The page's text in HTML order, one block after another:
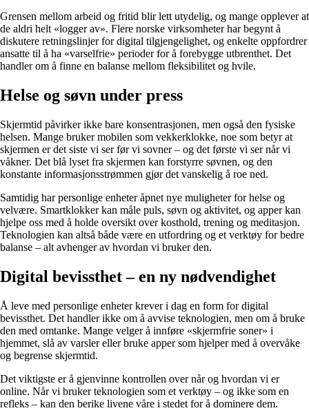
Grensen mellom arbeid og fritid blir lett utydelig, og mange opplever at
de aldri helt «logger av». Flere norske virksomheter har begynt å
diskutere retningslinjer for digital tilgjengelighet, og enkelte oppfordrer
ansatte til å ha «varselfrie» perioder for å forebygge utbrenthet. Det
handler om å finne en balanse mellom fleksibilitet og hvile.
Helse og søvn under press
Skjermtid påvirker ikke bare konsentrasjonen, men også den fysiske
helsen. Mange bruker mobilen som vekkerklokke, noe som betyr at
skjermen er det siste vi ser før vi sovner – og det første vi ser når vi
våkner. Det blå lyset fra skjermen kan forstyrre søvnen, og den
konstante informasjonsstrømmen gjør det vanskelig å roe ned.
Samtidig har personlige enheter åpnet nye muligheter for helse og
velvære. Smartklokker kan måle puls, søvn og aktivitet, og apper kan
hjelpe oss med å holde oversikt over kosthold, trening og meditasjon.
Teknologien kan altså både være en utfordring og et verktøy for bedre
balanse – alt avhenger av hvordan vi bruker den.
Digital bevissthet – en ny nødvendighet
Å leve med personlige enheter krever i dag en form for digital
bevissthet. Det handler ikke om å avvise teknologien, men om å bruke
den med omtanke. Mange velger å innføre «skjermfrie soner» i
hjemmet, slå av varsler eller bruke apper som hjelper med å overvåke
og begrense skjermtid.
Det viktigste er å gjenvinne kontrollen over når og hvordan vi er
online. Når vi bruker teknologien som et verktøy – og ikke som en
refleks – kan den berike livene våre i stedet for å dominere dem.